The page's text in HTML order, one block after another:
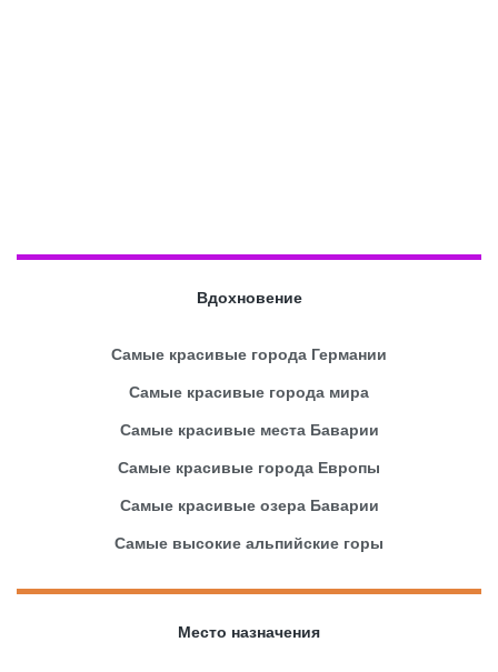
Вдохновение
Самые красивые города Германии
Самые красивые города мира
Самые красивые места Баварии
Самые красивые города Европы
Самые красивые озера Баварии
Самые высокие альпийские горы
Место назначения